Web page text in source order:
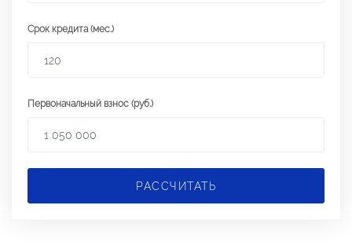
Срок кредита (мес.)
Первоначальный взнос (руб.)
РАССЧИТАТЬ